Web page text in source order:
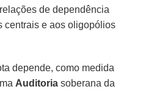
de dependência
centrais e aos oligopólios
depende, como medida
Auditoria soberana da